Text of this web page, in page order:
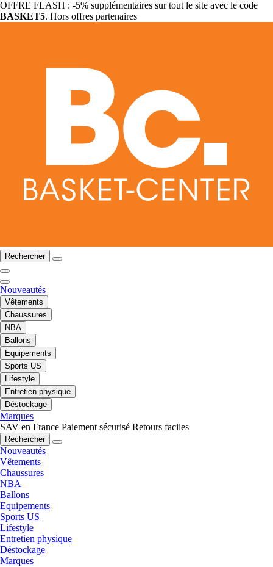
OFFRE FLASH : -5% supplémentaires sur tout le site avec le code
BASKET5. Hors offres partenaires
Rechercher
Nouveautés
Vêtements
Chaussures
NBA
Ballons
Equipements
Sports US
Lifestyle
Entretien physique
Déstockage
Marques
SAV en France Paiement sécurisé Retours faciles
Rechercher
Nouveautés
Vêtements
Chaussures
NBA
Ballons
Equipements
Sports US
Lifestyle
Entretien physique
Déstockage
Marques